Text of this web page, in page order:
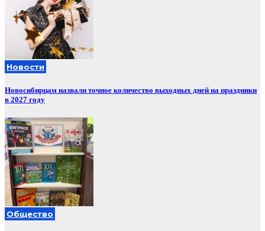
Новости
Новосибирцам назвали точное количество выходных дней на праздники
в 2027 году
Общество